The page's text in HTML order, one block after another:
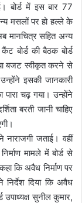
में इस बार 77
मसलों पर हो हल्ले के
मानचित्र सहित अन्य
बोर्ड की बैठक बोर्ड
बजट स्वीकृत करने से
इसकी जानकारी
चढ़ गया। उन्होंने
बरती जानी चाहिए
जताई। वहीं
मामले में बोर्ड से
कि अवैध निर्माण पर
दिया कि अवैध
उपाध्यक्ष सुनील कुमार,